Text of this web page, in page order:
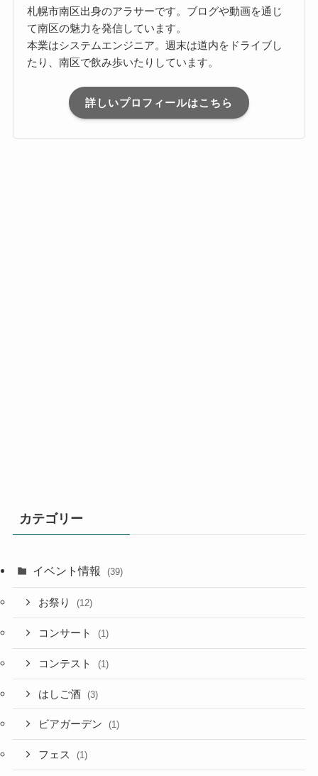
札幌市南区出身のアラサーです。ブログや動画を通じ
て南区の魅力を発信しています。
本業はシステムエンジニア。週末は道内をドライブし
たり、南区で飲み歩いたりしています。
詳しいプロフィールはこちら
カテゴリー
イベント情報 (39)
お祭り (12)
コンサート (1)
コンテスト (1)
はしご酒 (3)
ビアガーデン (1)
フェス (1)